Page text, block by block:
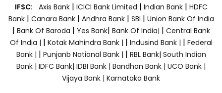
IFSC: Axis Bank | ICICI Bank Limited | Indian Bank | HDFC
Bank| Canara Bank | Andhra Bank| SBI | Union Bank Of India
| Bank Of Baroda | Yes Bank| Bank Of India| | Central Bank
Of India | | Kotak Mahindra Bank | | Indusind Bank | | Federal
Bank | | Punjanb National Bank | | RBL Bank| South Indian
Bank | IDFC Bank| IDBI Bank | Bandhan Bank | UCO Bank |
Vijaya Bank | Karnataka Bank